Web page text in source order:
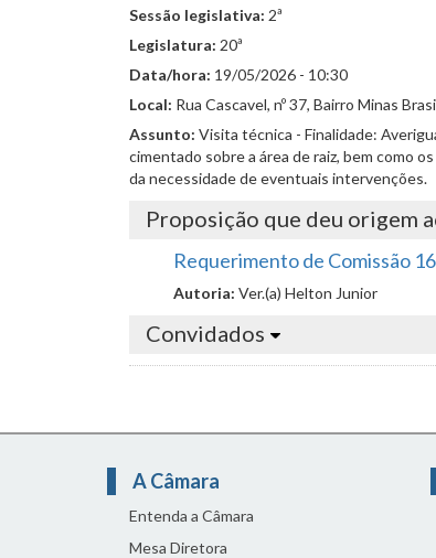
Sessão legislativa: 2ª
Legislatura: 20ª
Data/hora: 19/05/2026 - 10:30
Local: Rua Cascavel, nº 37, Bairro Minas
Assunto: Visita técnica - Finalidade:
cimentado sobre a área de raiz, bem como
da necessidade de eventuais intervenções.
Proposição que deu origem
Requerimento de Comissão
Autoria: Ver.(a) Helton Junior
Convidados
A Câmara
Entenda a Câmara
Mesa Diretora